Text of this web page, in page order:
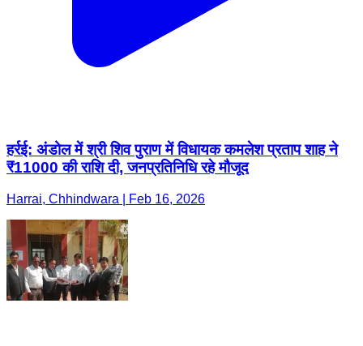
हर्रई: अंडोल में श्री शिव पुराण में विधायक कमलेश प्रताप शाह ने
₹11000 की राशि दी, जनप्रतिनिधि रहे मौजूद
Harrai, Chhindwara | Feb 16, 2026